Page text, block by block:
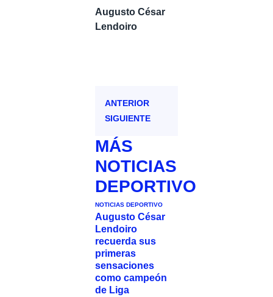
Augusto César
Lendoiro
ANTERIOR
SIGUIENTE
MÁS
NOTICIAS
DEPORTIVO
NOTICIAS DEPORTIVO
Augusto César
Lendoiro
recuerda sus
primeras
sensaciones
como campeón
de Liga